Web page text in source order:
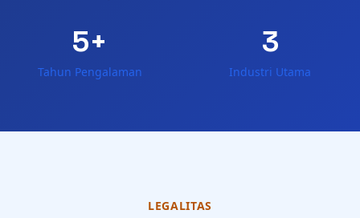
5+
Tahun Pengalaman
3
Industri Utama
LEGALITAS